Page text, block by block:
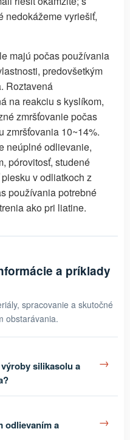
nedokážeme vyriešiť,
majú počas používania
predovšetkým
Roztavená
na reakciu s kyslíkom,
zmršťovanie počas
zmršťovania 10~14%.
neúplné odlievanie,
pórovitosť, studené
v odliatkoch z
používania potrebné
ako pri liatine.
a príklady
spracovanie a skutočné
obstarávania.
silikasolu a
→
odlievaním a
→